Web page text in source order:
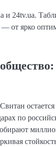
и 24tv.ua.
от ярко
по